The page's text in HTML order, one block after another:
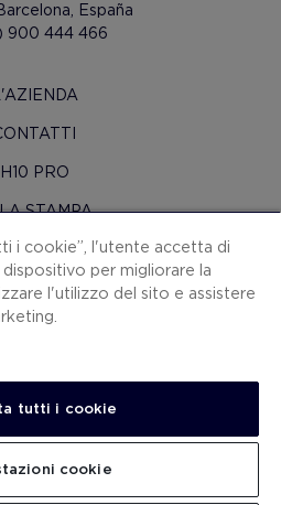
España
900 444 466
H10 PRO
STAMPA
SITO
CONTRATTO
LEGALE
LE SEGNALAZIONI
CON NOI
i cookie”, l'utente accetta di
per migliorare la
l'utilizzo del sito e assistere
tutti i cookie
cookie